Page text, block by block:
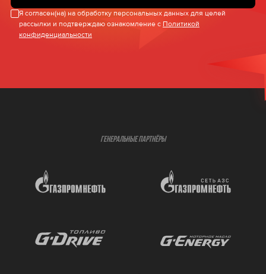
Я согласен(на) на обработку персональных данных для целей
рассылки и подтверждаю ознакомление с Политикой
конфиденциальности
ГЕНЕРАЛЬНЫЕ ПАРТНЁРЫ